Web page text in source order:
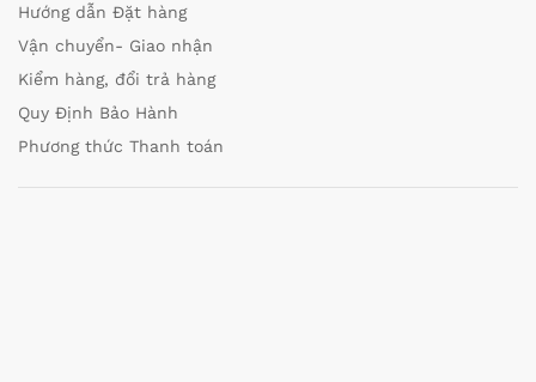
Hướng dẫn Đặt hàng
Vận chuyển- Giao nhận
Kiểm hàng, đổi trả hàng
Quy Định Bảo Hành
Phương thức Thanh toán